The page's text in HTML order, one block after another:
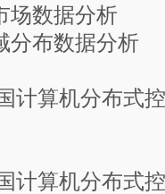
据分析
数据分析
算机分布式控
算机分布式控